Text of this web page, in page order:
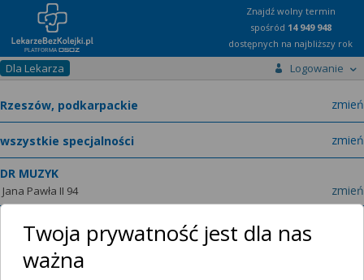
Znajdź wolny termin
spośród 14 949 948
dostępnych na najbliższy rok
Dla Lekarza Logowanie
zmień
zmień
DR MUZYK
Jana Pawła II 94 zmień
Poradnie O placówce
Twoja prywatność jest dla nas
ważna